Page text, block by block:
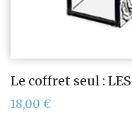
Le coffret seul :
18,00 €